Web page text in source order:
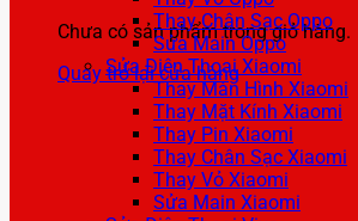
Chưa có sản phẩm trong giỏ hàng.
Quay trở lại cửa hàng
Thay Chân Sạc Oppo
Sửa Main Oppo
Sửa Điện Thoại Xiaomi
Thay Màn Hình Xiaomi
Thay Mặt Kính Xiaomi
Thay Pin Xiaomi
Thay Chân Sạc Xiaomi
Thay Vỏ Xiaomi
Sửa Main Xiaomi